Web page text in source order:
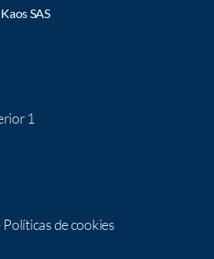
SAS
1
Políticas de cookies